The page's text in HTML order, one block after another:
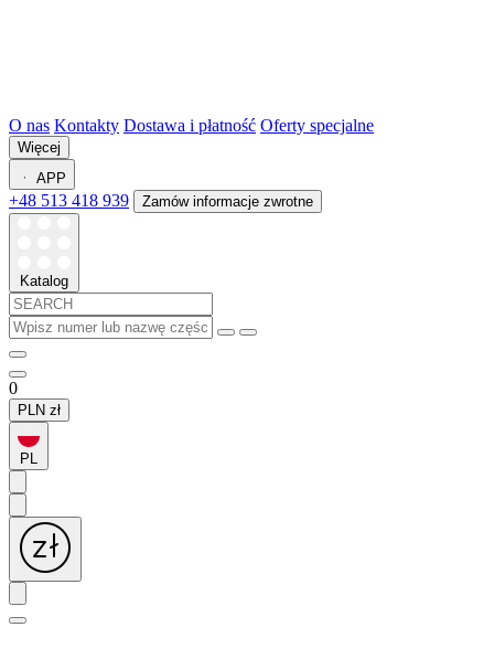
O nas Kontakty Dostawa i płatność Oferty specjalne
Więcej
APP
+48 513 418 939 Zamów informacje zwrotne
Katalog
0
PLN zł
PL